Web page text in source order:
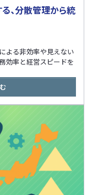
、分散管理から統
よる非効率や見えない
効率と経営スピードを